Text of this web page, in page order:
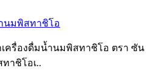
นมพิสทาชิโอ
ครื่องดื่มน้ำนมพิสทาชิโอ ตรา ซัน
าชิโอเ..